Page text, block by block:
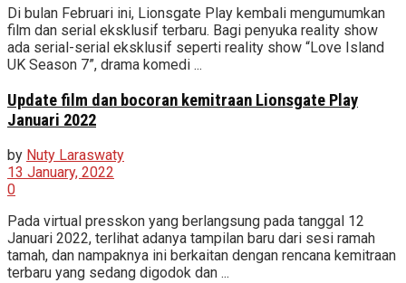
Di bulan Februari ini, Lionsgate Play kembali mengumumkan
film dan serial eksklusif terbaru. Bagi penyuka reality show
ada serial-serial eksklusif seperti reality show “Love Island
UK Season 7”, drama komedi ...
Update film dan bocoran kemitraan Lionsgate Play
Januari 2022
by Nuty Laraswaty
13 January, 2022
0
Pada virtual presskon yang berlangsung pada tanggal 12
Januari 2022, terlihat adanya tampilan baru dari sesi ramah
tamah, dan nampaknya ini berkaitan dengan rencana kemitraan
terbaru yang sedang digodok dan ...